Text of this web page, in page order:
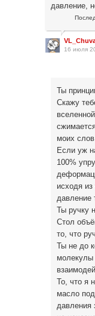
давление,
16 июля
Ты
Скажу
моих слов
Если уж
100%
исходя
давление
Ты ручку
Стол
то, что
Ты не до
молекулы
То, что я
масло
давления